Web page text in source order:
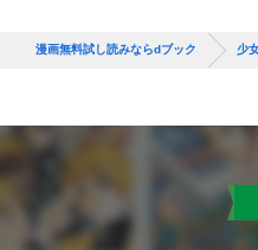
漫画無料試し読みならdブック 少